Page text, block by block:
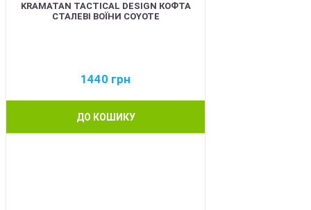
KRAMATAN TACTICAL DESIGN КОФТА
СТАЛЕВІ ВОЇНИ COYOTE
1440 грн
ДО КОШИКУ